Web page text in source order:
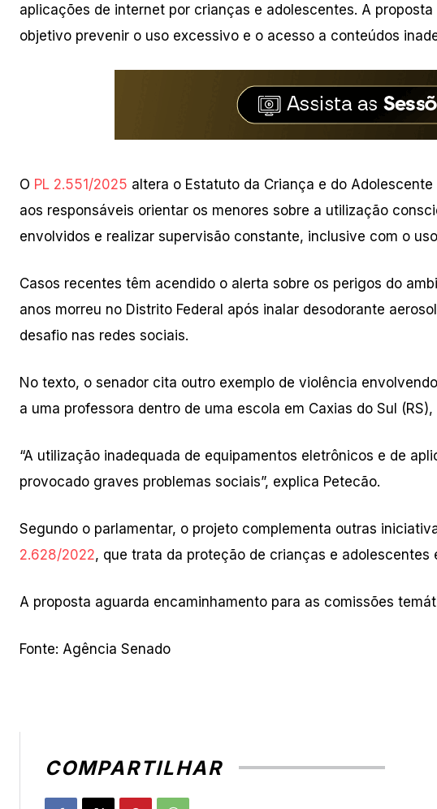
aplicações de internet por crianças e adolescentes. A
objetivo prevenir o uso excessivo e o acesso a conteúdos
O PL 2.551/2025 altera o Estatuto da Criança e do Adolescente
aos responsáveis orientar os menores sobre a utilização
envolvidos e realizar supervisão constante, inclusive com o
Casos recentes têm acendido o alerta sobre os perigos do
anos morreu no Distrito Federal após inalar desodorante
desafio nas redes sociais.
No texto, o senador cita outro exemplo de violência
a uma professora dentro de uma escola em Caxias do Sul
“A utilização inadequada de equipamentos eletrônicos e de
provocado graves problemas sociais”, explica Petecão.
Segundo o parlamentar, o projeto complementa outras
2.628/2022, que trata da proteção de crianças e adolescentes
A proposta aguarda encaminhamento para as comissões
Fonte: Agência Senado
COMPARTILHAR